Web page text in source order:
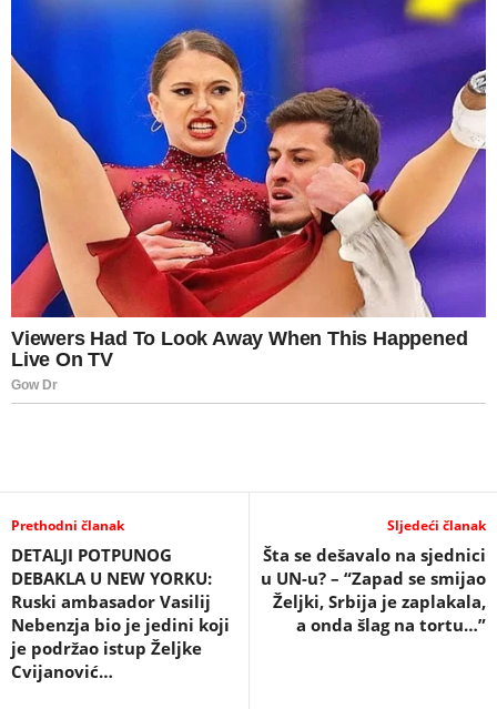
Prethodni članak
DETALJI POTPUNOG
DEBAKLA U NEW YORKU:
Ruski ambasador Vasilij
Nebenzja bio je jedini koji
je podržao istup Željke
Cvijanović…
Sljedeći članak
Šta se dešavalo na sjednici
u UN-u? – “Zapad se smijao
Željki, Srbija je zaplakala,
a onda šlag na tortu…”